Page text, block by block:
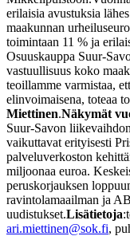
erilaisia avustuksia
maakunnan
toimintaan 11 % ja
Osuuskauppa Suur-
vastuullisuus koko
teoillamme varmistaa,
elinvoimaisena, toteaa
Miettinen.Näkymät
Suur-Savon
vaikuttavat erityisesti
palveluverkoston
miljoonaa euroa.
peruskorjauksen
ravintolamaailman ja
uudistukset.Lisätietoja:
ari.miettinen@sok.fi,